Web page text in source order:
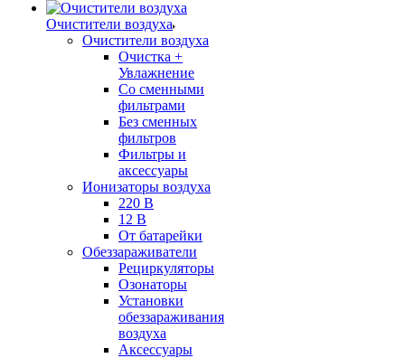
Очистители воздуха
Очистители воздуха
Очистка +
Увлажнение
Cо сменными
фильтрами
Без сменных
фильтров
Фильтры и
аксессуары
Ионизаторы воздуха
220 В
12 В
От батарейки
Обеззараживатели
Рециркуляторы
Озонаторы
Установки
обеззараживания
воздуха
Аксессуары